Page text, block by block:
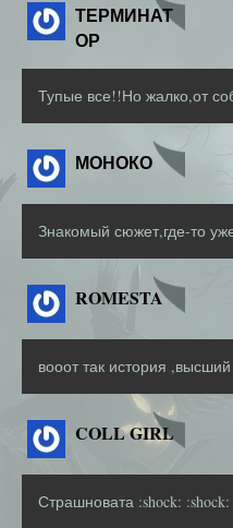
ТЕРМИНАТ
ОР
Тупые все!!Но жалко,от
МОНОКО
Знакомый сюжет,где-то
ROMESTA
вооот так история
COLL GIRL
Страшновата :shock: :shock: